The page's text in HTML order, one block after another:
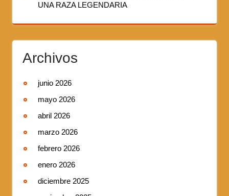
UNA RAZA LEGENDARIA
Archivos
junio 2026
mayo 2026
abril 2026
marzo 2026
febrero 2026
enero 2026
diciembre 2025